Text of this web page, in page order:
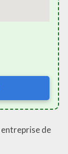
entreprise de